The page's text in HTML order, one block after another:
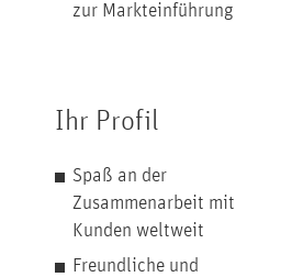
zur Markteinführung
Ihr Profil
Spaß an der
Zusammenarbeit mit
Kunden weltweit
Freundliche und